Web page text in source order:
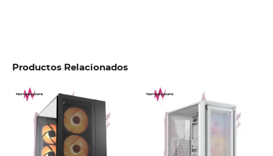
Productos Relacionados